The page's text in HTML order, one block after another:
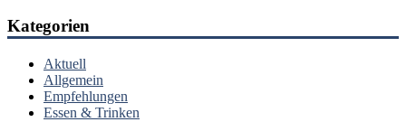
Kategorien
Aktuell
Allgemein
Empfehlungen
Essen & Trinken